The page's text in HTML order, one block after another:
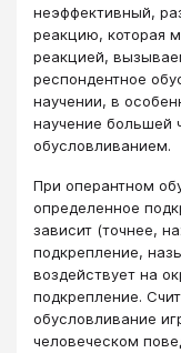
неэффективный,
реакцию, которая
реакцией,
респондентное
научении, в
научение большей
обусловливанием.
При оперантном
определенное
зависит (точнее,
подкрепление,
воздействует на
подкрепление.
обусловливание
человеческом